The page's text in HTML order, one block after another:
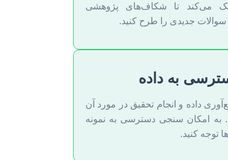
می‌کند تا شکاف‌های پژوهشی
به داده
داده و انجام تحقیق در مورد آن
به امکان سنجی دسترسی به نمونه
توجه کنید.